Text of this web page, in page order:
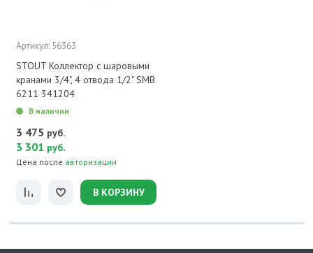
Артикул: 56363
STOUT Коллектор с шаровыми
кранами 3/4", 4 отвода 1/2" SMB
6211 341204
В наличии
3 475 руб.
3 301 руб.
Цена после авторизации
В КОРЗИНУ